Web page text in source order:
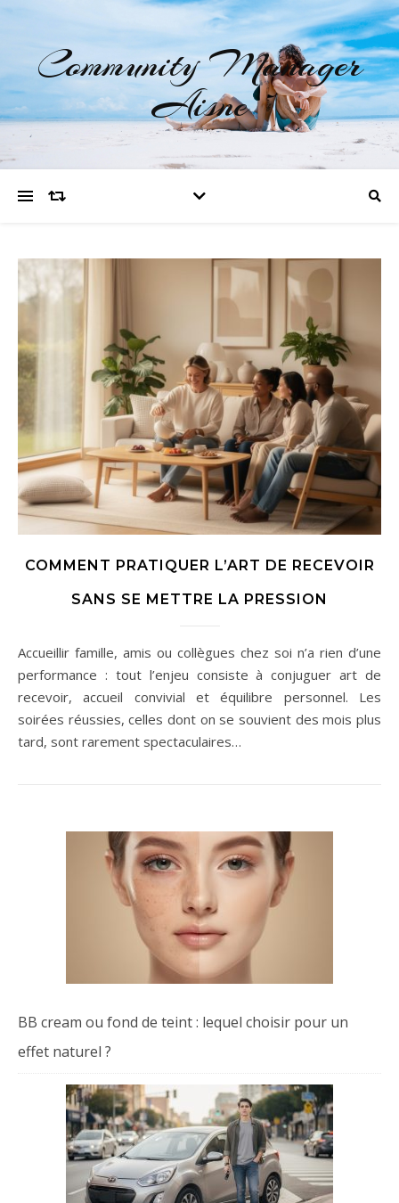
Community Manager
Aisne
COMMENT PRATIQUER L’ART DE RECEVOIR
SANS SE METTRE LA PRESSION
Accueillir famille, amis ou collègues chez soi n’a rien d’une
performance : tout l’enjeu consiste à conjuguer art de
recevoir, accueil convivial et équilibre personnel. Les
soirées réussies, celles dont on se souvient des mois plus
tard, sont rarement spectaculaires…
BB cream ou fond de teint : lequel choisir pour un
effet naturel ?